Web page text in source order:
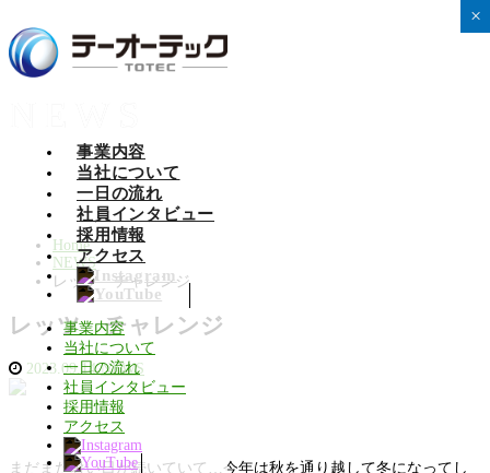
事業内容
当社について
一日の流れ
社員インタビュー
採用情報
アクセス
事業内容
当社について
一日の流れ
社員インタビュー
採用情報
アクセス
Home
NEWS
レッツ チャレンジ
レッツ チャレンジ
2023.09.14 NEWS
まだまだ暑い日が続いていて…今年は秋を通り越して冬になってし
×
×
×
×
×
×
×
×
×
×
×
×
×
×